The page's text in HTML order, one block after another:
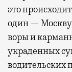
это
один —
воры и
украденных
водительских